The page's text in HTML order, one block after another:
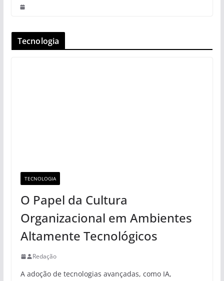
Tecnologia
TECNOLOGIA
O Papel da Cultura
Organizacional em Ambientes
Altamente Tecnológicos
Redação
A adoção de tecnologias avançadas, como IA,